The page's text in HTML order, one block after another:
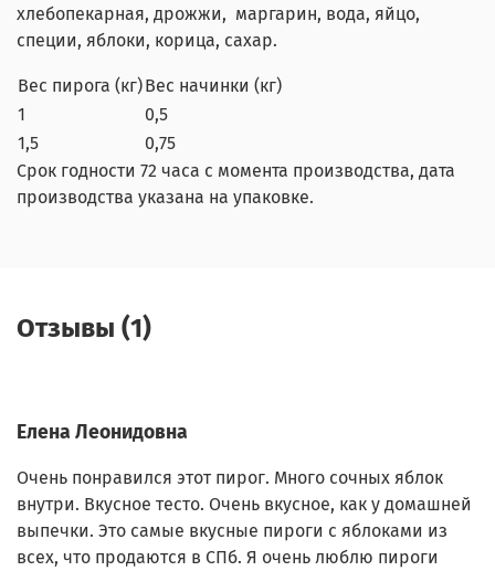
хлебопекарная, дрожжи, маргарин, вода, яйцо,
специи, яблоки, корица, сахар.
Вес пирога (кг)Вес начинки (кг)
1
0,5
1,5
0,75
Срок годности 72 часа с момента производства, дата
производства указана на упаковке.
Отзывы (1)
Елена Леонидовна
Очень понравился этот пирог. Много сочных яблок
внутри. Вкусное тесто. Очень вкусное, как у домашней
выпечки. Это самые вкусные пироги с яблоками из
всех, что продаются в СПб. Я очень люблю пироги